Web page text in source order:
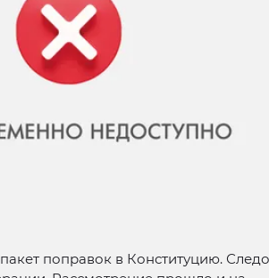
поправок в Конституцию.